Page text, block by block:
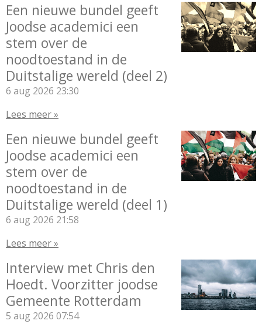
Een nieuwe bundel geeft
Joodse academici een
stem over de
noodtoestand in de
Duitstalige wereld (deel 2)
6 aug 2026 23:30
Lees meer »
Een nieuwe bundel geeft
Joodse academici een
stem over de
noodtoestand in de
Duitstalige wereld (deel 1)
6 aug 2026 21:58
Lees meer »
Interview met Chris den
Hoedt. Voorzitter joodse
Gemeente Rotterdam
5 aug 2026 07:54